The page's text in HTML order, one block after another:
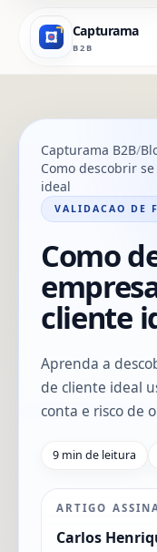
Capturama
B2B
Capturama B2B
Como descobrir
ideal
VALIDACAO DE
Como
cliente
Aprenda a
de cliente ideal
conta e risco de
9 min de leitura
ARTIGO
Carlos